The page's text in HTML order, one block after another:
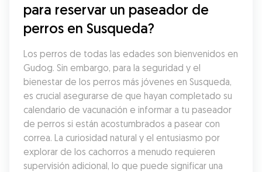
para reservar un paseador de
perros en Susqueda?
Los perros de todas las edades son bienvenidos en
Gudog. Sin embargo, para la seguridad y el
bienestar de los perros más jóvenes en Susqueda,
es crucial asegurarse de que hayan completado su
calendario de vacunación e informar a tu paseador
de perros si están acostumbrados a pasear con
correa. La curiosidad natural y el entusiasmo por
explorar de los cachorros a menudo requieren
supervisión adicional, lo que puede significar una